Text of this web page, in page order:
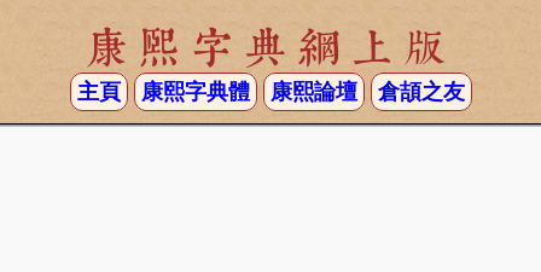
康熙字典網上版
主頁 康熙字典體 康熙論壇 倉頡之友